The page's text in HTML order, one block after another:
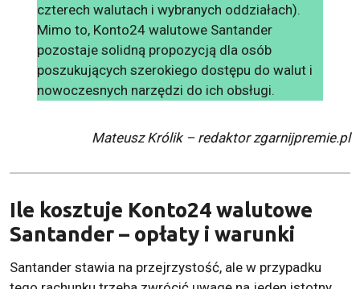
czterech walutach i wybranych oddziałach).
Mimo to, Konto24 walutowe Santander
pozostaje solidną propozycją dla osób
poszukujących szerokiego dostępu do walut i
nowoczesnych narzędzi do ich obsługi.
Mateusz Królik – redaktor zgarnijpremie.pl
Ile kosztuje Konto24 walutowe
Santander – opłaty i warunki
Santander stawia na przejrzystość, ale w przypadku